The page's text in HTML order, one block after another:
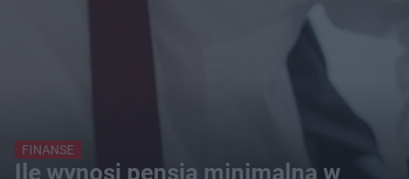
FINANSE
Ile wynosi pensja minimalna w